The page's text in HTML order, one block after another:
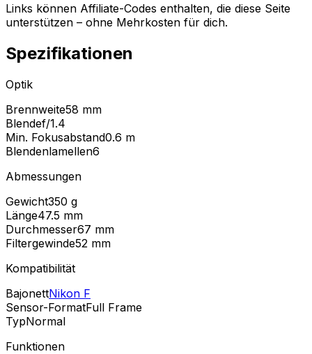
Links können Affiliate-Codes enthalten, die diese Seite
unterstützen – ohne Mehrkosten für dich.
Spezifikationen
Optik
Brennweite58 mm
Blendef/1.4
Min. Fokusabstand0.6 m
Blendenlamellen6
Abmessungen
Gewicht350 g
Länge47.5 mm
Durchmesser67 mm
Filtergewinde52 mm
Kompatibilität
BajonettNikon F
Sensor-FormatFull Frame
TypNormal
Funktionen